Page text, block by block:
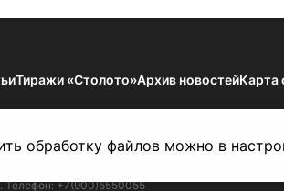
обработку файлов можно в
Тиражи «Столото»Архив новостейКарта
Всероссийских государственных
информационных технологий и массовых
Публикация результатов тиражей на сайте
Телефон:+7(900)5550055